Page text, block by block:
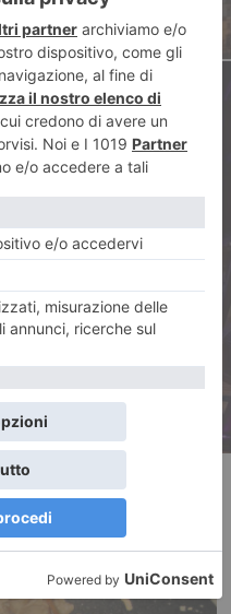
cultura, dal
naturali alla
(con vista